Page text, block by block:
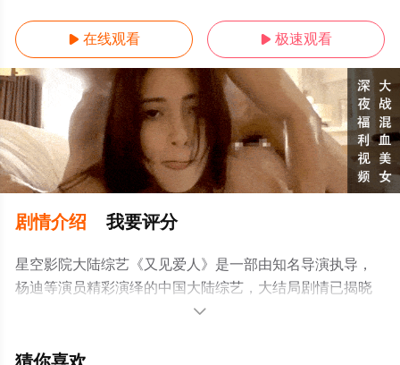
 在线观看  极速观看
剧情介绍 我要评分
星空影院大陆综艺《又见爱人》是一部由知名导演执导，
杨迪等演员精彩演绎的中国大陆综艺，大结局剧情已揭晓
（已完结），手机免费观看高清无删减完整版综艺节目就
剧情网等平台了解。
